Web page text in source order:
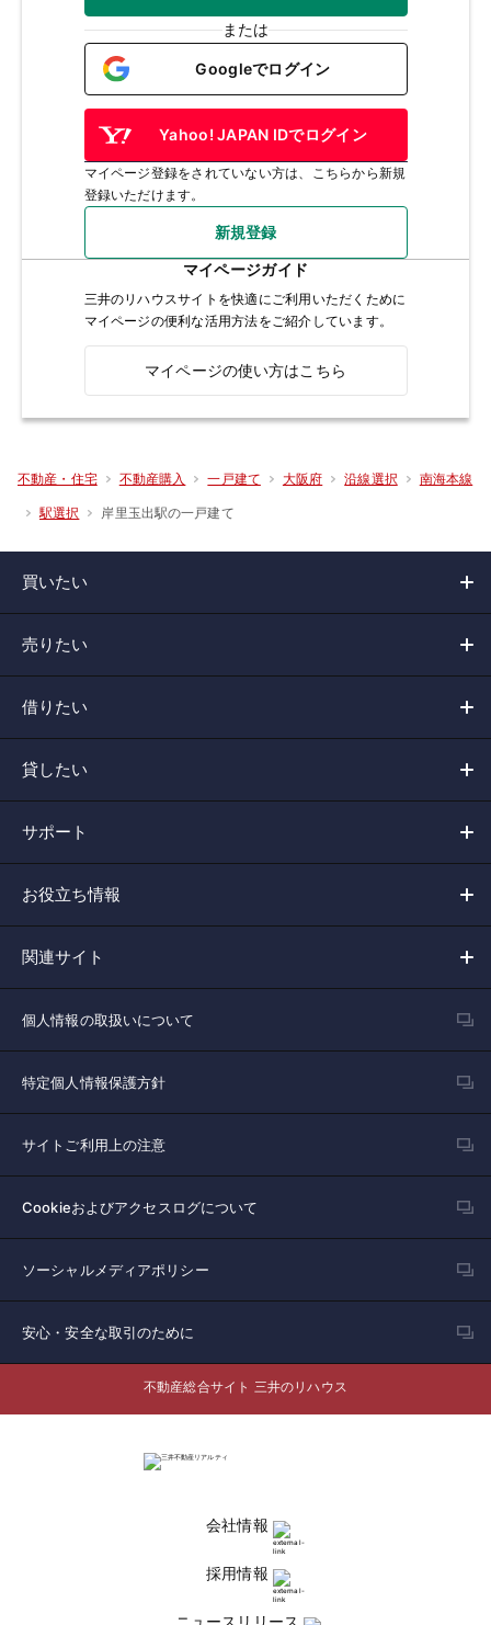
または
Googleでログイン
Yahoo! JAPAN IDでログイン
マイページ登録をされていない方は、こちらから新規
登録いただけます。
新規登録
マイページガイド
三井のリハウスサイトを快適にご利用いただくために
マイページの便利な活用方法をご紹介しています。
マイページの使い方はこちら
不動産・住宅 不動産購入 一戸建て 大阪府 沿線選択 南海本線
駅選択 岸里玉出駅の一戸建て
買いたい
売りたい
借りたい
貸したい
サポート
お役立ち情報
関連サイト
個人情報の取扱いについて
特定個人情報保護方針
サイトご利用上の注意
Cookieおよびアクセスログについて
ソーシャルメディアポリシー
安心・安全な取引のために
不動産総合サイト 三井のリハウス
会社情報
採用情報